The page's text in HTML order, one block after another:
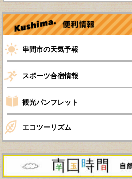
串間市の天気予報
スポーツ合宿情報
観光パンフレット
エコツーリズム